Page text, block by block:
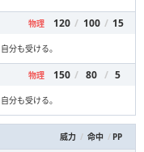
物理 120 / 100 / 15
分も受ける。
物理 150 / 80 / 5
分も受ける。
威力 / 命中 / PP